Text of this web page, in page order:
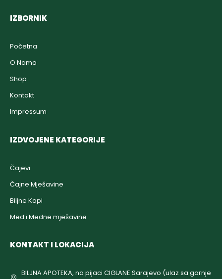
IZBORNIK
Početna
O Nama
Shop
Kontakt
Impressum
IZDVOJENE KATEGORIJE
Čajevi
Čajne Mješavine
Biljne Kapi
Med i Medne mješavine
KONTAKT I LOKACIJA
BILJNA APOTEKA, na pijaci CIGLANE Sarajevo (ulaz sa gornje